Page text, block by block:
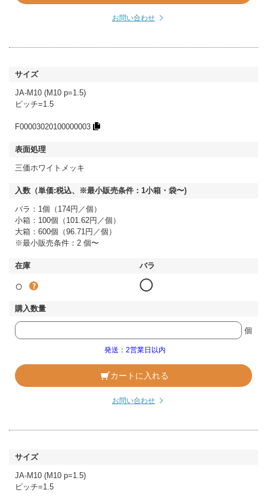
お問い合わせ
JA-M10 (M10 p=1.5)
ピッチ=1.5
F00003020100000003
三価ホワイトメッキ
バラ：1個（174円／個）
小箱：100個（101.62円／個）
大箱：600個（96.71円／個）
※最小販売条件：2 個〜
○ ◯
個
発送：2営業日以内
カートに入れる
お問い合わせ
JA-M10 (M10 p=1.5)
ピッチ=1.5